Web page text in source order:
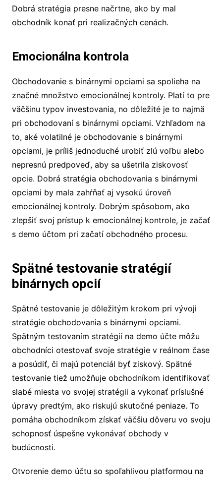
Dobrá stratégia presne načrtne, ako by mal
obchodník konať pri realizačných cenách.
Emocionálna kontrola
Obchodovanie s binárnymi opciami sa spolieha na
značné množstvo emocionálnej kontroly. Platí to pre
väčšinu typov investovania, no dôležité je to najmä
pri obchodovaní s binárnymi opciami. Vzhľadom na
to, aké volatilné je obchodovanie s binárnymi
opciami, je príliš jednoduché urobiť zlú voľbu alebo
nepresnú predpoveď, aby sa ušetrila ziskovosť
opcie. Dobrá stratégia obchodovania s binárnymi
opciami by mala zahŕňať aj vysokú úroveň
emocionálnej kontroly. Dobrým spôsobom, ako
zlepšiť svoj prístup k emocionálnej kontrole, je začať
s demo účtom pri začatí obchodného procesu.
Spätné testovanie stratégií
binárnych opcií
Spätné testovanie je dôležitým krokom pri vývoji
stratégie obchodovania s binárnymi opciami.
Spätným testovaním stratégií na demo účte môžu
obchodníci otestovať svoje stratégie v reálnom čase
a posúdiť, či majú potenciál byť ziskový. Spätné
testovanie tiež umožňuje obchodníkom identifikovať
slabé miesta vo svojej stratégii a vykonať príslušné
úpravy predtým, ako riskujú skutočné peniaze. To
pomáha obchodníkom získať väčšiu dôveru vo svoju
schopnosť úspešne vykonávať obchody v
budúcnosti.
Otvorenie demo účtu so spoľahlivou platformou na